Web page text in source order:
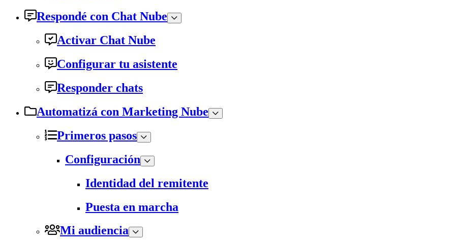
Respondé con Chat Nube
Activar Chat Nube
Configurar tu asistente
Responder chats
Automatizá con Marketing Nube
Primeros pasos
Configuración
Identidad del remitente
Puesta en marcha
Mi audiencia